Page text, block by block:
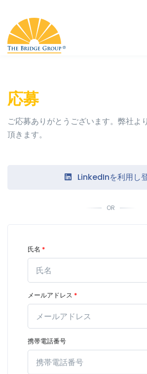
応募
ご応募ありがとうございます。弊社よ
頂きます。
LinkedInを利用し
OR
氏名 *
メールアドレス *
携帯電話番号